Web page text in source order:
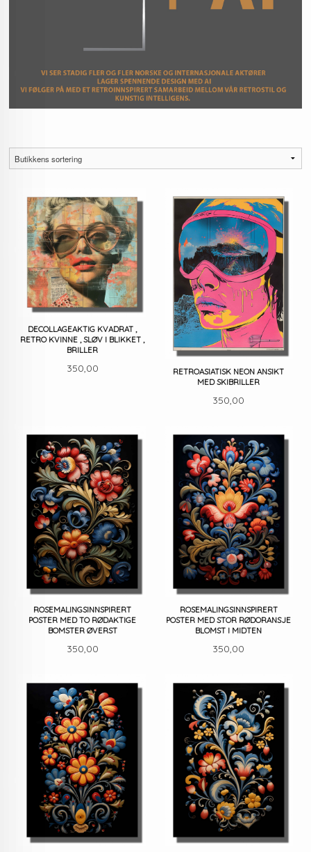
DECOLLAGEAKTIG KVADRAT ,
RETRO KVINNE , SLØV I BLIKKET ,
BRILLER
Pris
350,00
RETROASIATISK NEON ANSIKT
MED SKIBRILLER
Pris
350,00
ROSEMALINGSINNSPIRERT
POSTER MED TO RØDAKTIGE
BOMSTER ØVERST
Pris
350,00
ROSEMALINGSINNSPIRERT
POSTER MED STOR RØDORANSJE
BLOMST I MIDTEN
Pris
350,00